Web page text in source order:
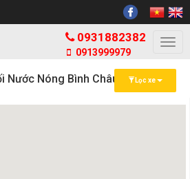
0931882382
0913999979
Nước Nóng Bình Châu Lọc xe